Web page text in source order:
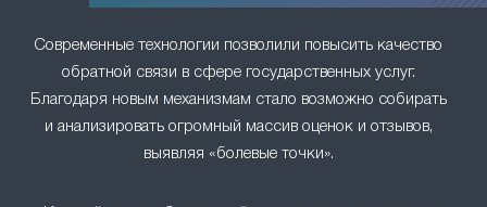
Современные технологии позволили повысить качество
обратной связи в сфере государственных услуг.
Благодаря новым механизмам стало возможно собирать
и анализировать огромный массив оценок и отзывов,
выявляя «болевые точки».